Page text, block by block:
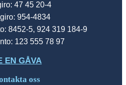
47 45 20-4
954-4834
8452-5, 924 319 184-9
123 555 78 97
EN GÅVA
oss